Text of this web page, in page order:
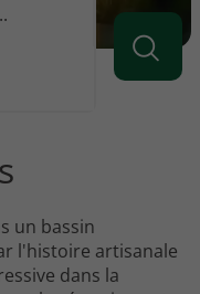
un bassin
l'histoire artisanale
dans la